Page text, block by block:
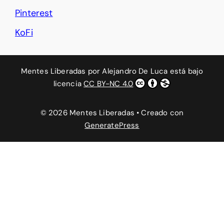
Pinterest
KoFi
Mentes Liberadas porAlejandro De Luca está bajo
licenciaCC BY-NC 4.0
© 2026 Mentes Liberadas • Creado con
GeneratePress